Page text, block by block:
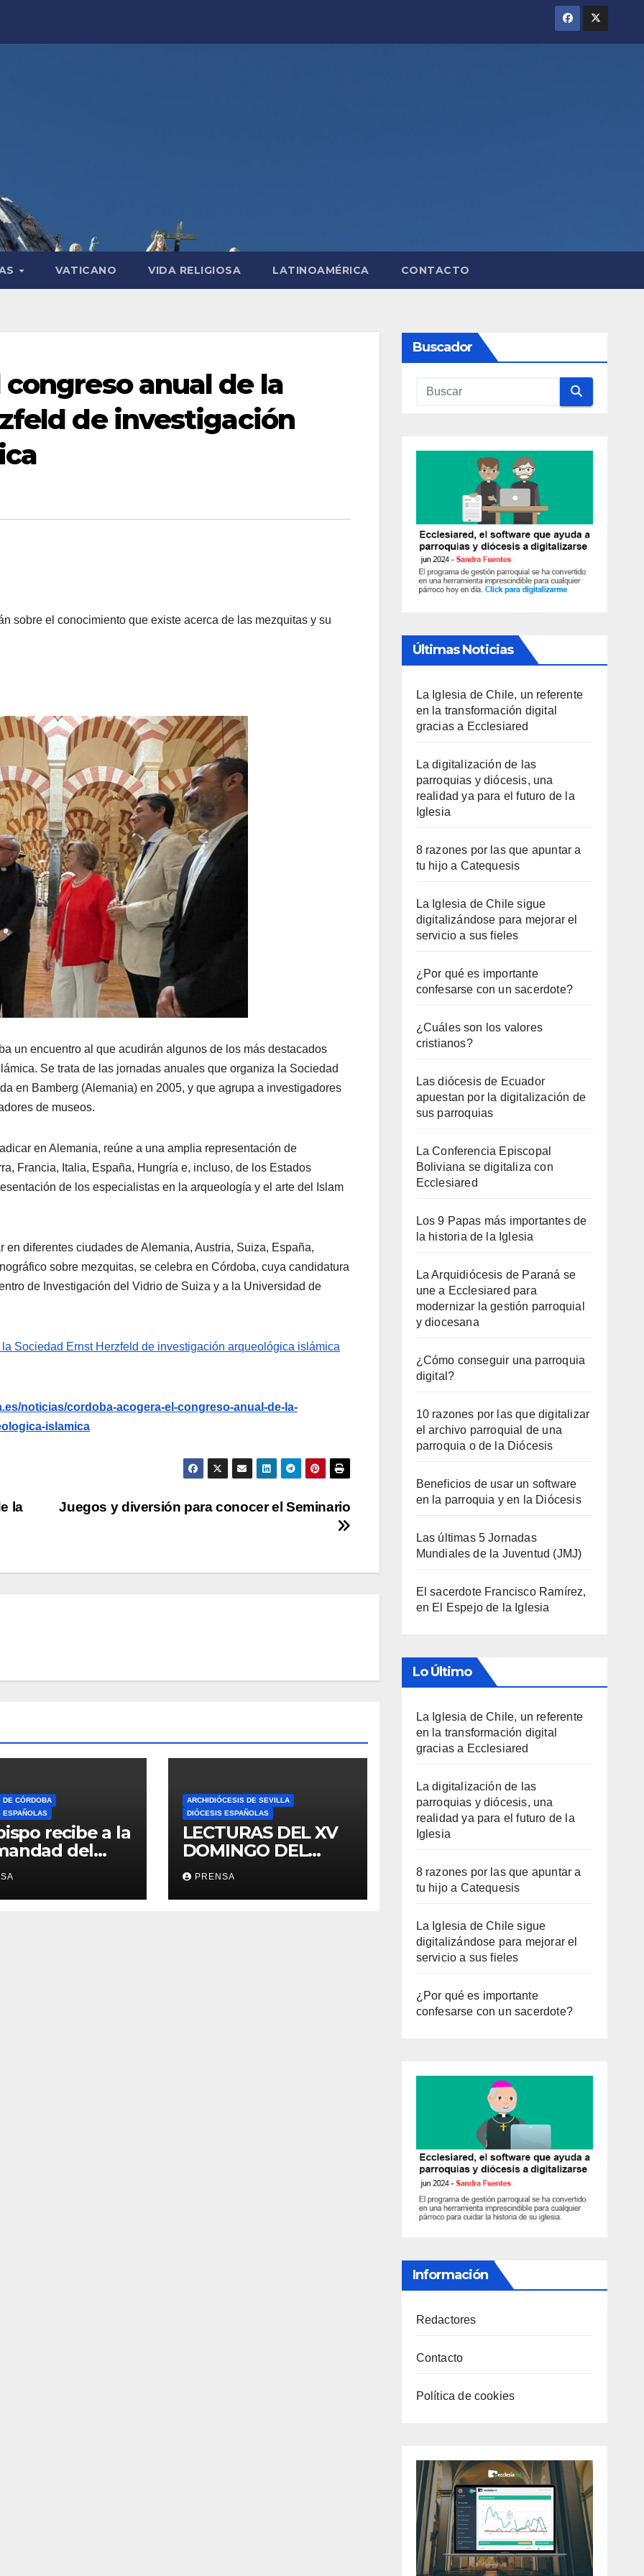
VATICANO VIDA RELIGIOSA LATINOAMÉRICA CONTACTO
anual de la
de investigación
sobre el conocimiento que existe acerca de las mezquitas y su
un encuentro al que acudirán algunos de los más destacados
Se trata de las jornadas anuales que organiza la Sociedad
en Bamberg (Alemania) en 2005, y que agrupa a investigadores
de museos.
en Alemania, reúne a una amplia representación de
Francia, Italia, España, Hungría e, incluso, de los Estados
de los especialistas en la arqueología y el arte del Islam
diferentes ciudades de Alemania, Austria, Suiza, España,
sobre mezquitas, se celebra en Córdoba, cuya candidatura
de Investigación del Vidrio de Suiza y a la Universidad de
Sociedad Ernst Herzfeld de investigación arqueológica islámica
noticias/cordoba-acogera-el-congreso-anual-de-la-
islamica
Juegos y diversión para conocer el Seminario
la
DE CÓRDOBA
ESPAÑOLAS
recibe a la
del
ARCHIDIÓCESIS DE SEVILLA
DIÓCESIS ESPAÑOLAS
LECTURAS DEL XV
DOMINGO DEL
TIEMPO
ORDINARIO (A)
PRENSA
Buscador
Últimas Noticias
La Iglesia de Chile, un referente
en la transformación digital
gracias a Ecclesiared
La digitalización de las
parroquias y diócesis, una
realidad ya para el futuro de la
Iglesia
8 razones por las que apuntar a
tu hijo a Catequesis
La Iglesia de Chile sigue
digitalizándose para mejorar el
servicio a sus fieles
¿Por qué es importante
confesarse con un sacerdote?
¿Cuáles son los valores
cristianos?
Las diócesis de Ecuador
apuestan por la digitalización de
sus parroquias
La Conferencia Episcopal
Boliviana se digitaliza con
Ecclesiared
Los 9 Papas más importantes de
la historia de la Iglesia
La Arquidiócesis de Paraná se
une a Ecclesiared para
modernizar la gestión parroquial
y diocesana
¿Cómo conseguir una parroquia
digital?
10 razones por las que digitalizar
el archivo parroquial de una
parroquia o de la Diócesis
Beneficios de usar un software
en la parroquia y en la Diócesis
Las últimas 5 Jornadas
Mundiales de la Juventud (JMJ)
El sacerdote Francisco Ramírez,
en El Espejo de la Iglesia
Lo Último
La Iglesia de Chile, un referente
en la transformación digital
gracias a Ecclesiared
La digitalización de las
parroquias y diócesis, una
realidad ya para el futuro de la
Iglesia
8 razones por las que apuntar a
tu hijo a Catequesis
La Iglesia de Chile sigue
digitalizándose para mejorar el
servicio a sus fieles
¿Por qué es importante
confesarse con un sacerdote?
Información
Redactores
Contacto
Política de cookies